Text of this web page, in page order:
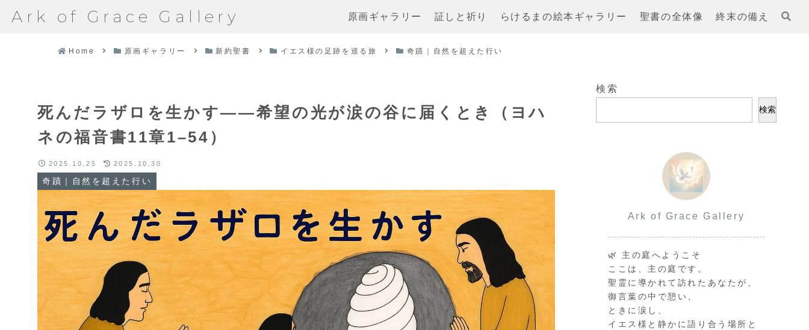
Ark of Grace Gallery 原画ギャラリー 証しと祈り らけるまの絵本ギャラリー 聖書の全体像 終末の備え
Home 原画ギャラリー 新約聖書 イエス様の足跡を巡る旅 奇蹟｜自然を超えた行い
死んだラザロを生かす――希望の光が涙の谷に届くとき（ヨハ
ネの福音書11章1–54）
奇蹟｜自然を超えた行い
2025.10.25 2025.10.30
検索
検索
Ark of Grace Gallery
🌿 主の庭へようこそ
ここは、主の庭です。
聖霊に導かれて訪れたあなたが、
御言葉の中で憩い、
ときに涙し、
イエス様と静かに語り合う場所と